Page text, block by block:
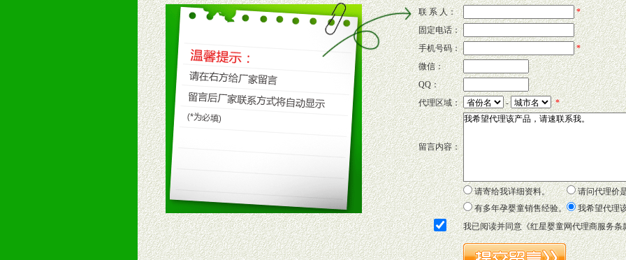
八、品牌产品
1、不断提升品牌的知名度，美誉度。
2、不断开创新产品不断满足消费者的新需求及适应市场变化。
九、加盟优势
1、广告企划支持：产品手册、POP宣传画、三折页及宣传礼品全面配赠，免费提供软硬性平面广告、电台广
场武器。
2、市场保护支持：供优质产品，全套合法经营手续，采取统一底价供货、严格保证区域市场独占，杜绝串货
3、对代理商、经销商提供公司资执证明复印件，财务以帐单，税务发票，产品质量报告检测单，产品批号；
4、营销技术支持：因地制宜，采取方案，专家顾问团提供专柜、社区、HS、名人营销等各种模式市场实战操
5、返利奖励支持：累计进货奖励，年终完成任务返利。
6、售后服务支持：营销全程跟踪服务，提供企划、咨询、培训等企业售后服务。
7、退换货支持：诚信为本的退换货保障制度，使经销商市场操作全程无忧。
十、代理条件
联 系 人：
*
固定电话：
手机号码：
*
微信：
QQ：
代理区域：
- *
留言内容：
请寄给我详细资料。
请问代理价
有多年孕婴童销售经验。
我希望代理
我已阅读并同意《红星婴童网代理商服务条